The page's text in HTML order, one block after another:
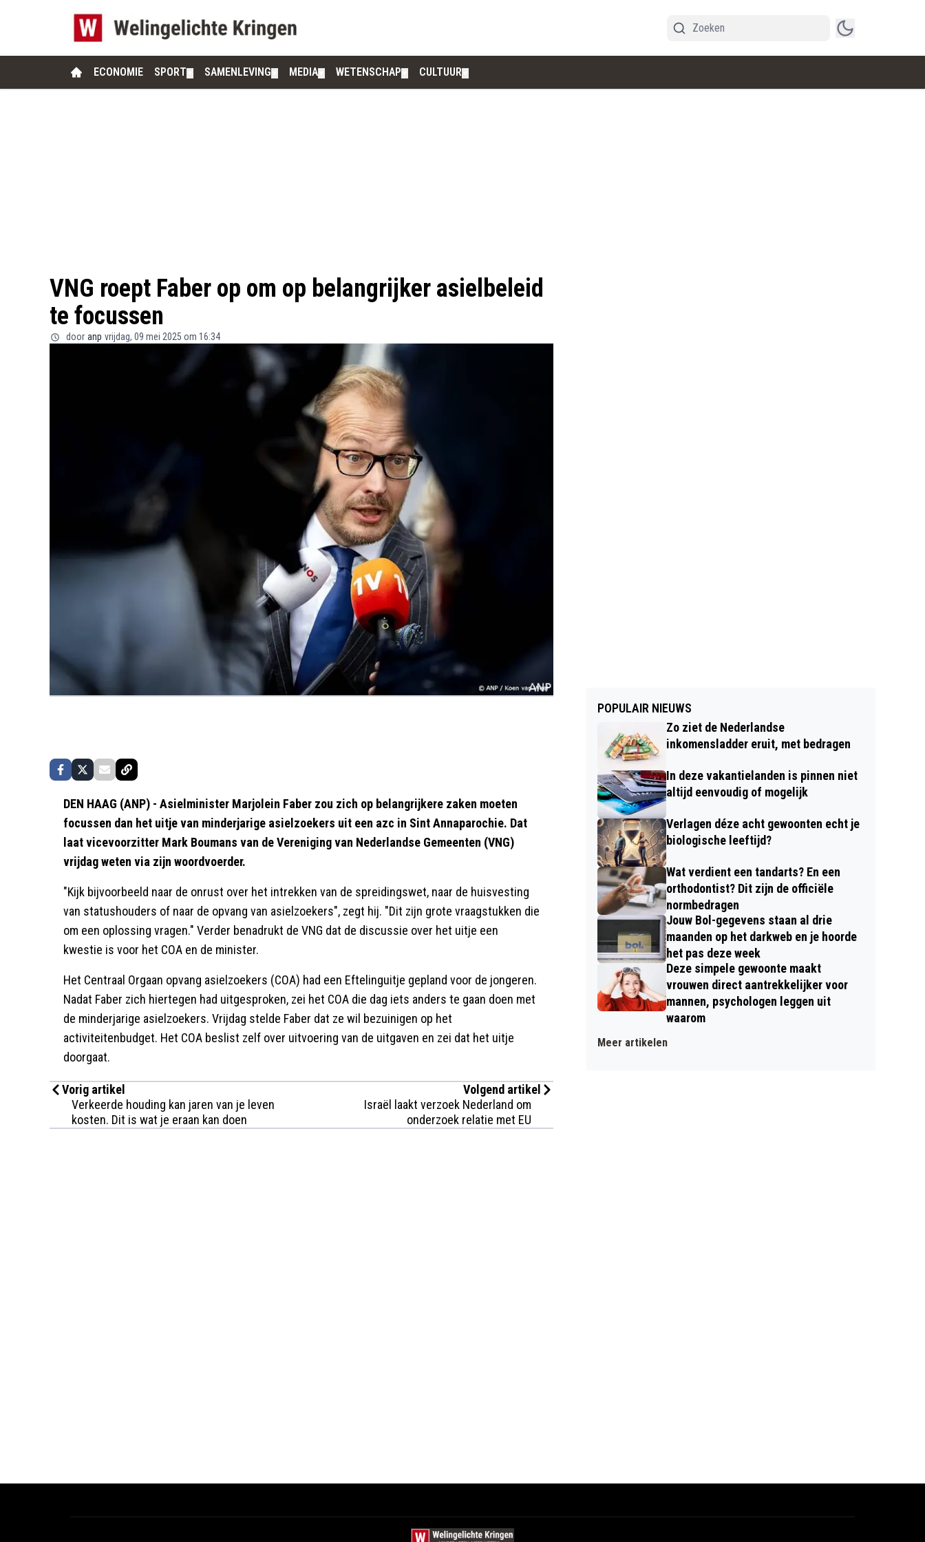
ECONOMIE SPORT SAMENLEVING MEDIA WETENSCHAP CULTUUR
VNG roept Faber op om op belangrijker asielbeleid
te focussen
door anp vrijdag, 09 mei 2025 om 16:34
DEN HAAG (ANP) - Asielminister Marjolein Faber zou zich op belangrijkere zaken moeten
focussen dan het uitje van minderjarige asielzoekers uit een azc in Sint Annaparochie. Dat
laat vicevoorzitter Mark Boumans van de Vereniging van Nederlandse Gemeenten (VNG)
vrijdag weten via zijn woordvoerder.
"Kijk bijvoorbeeld naar de onrust over het intrekken van de spreidingswet, naar de huisvesting
van statushouders of naar de opvang van asielzoekers", zegt hij. "Dit zijn grote vraagstukken die
om een oplossing vragen." Verder benadrukt de VNG dat de discussie over het uitje een
kwestie is voor het COA en de minister.
Het Centraal Orgaan opvang asielzoekers (COA) had een Eftelinguitje gepland voor de jongeren.
Nadat Faber zich hiertegen had uitgesproken, zei het COA die dag iets anders te gaan doen met
de minderjarige asielzoekers. Vrijdag stelde Faber dat ze wil bezuinigen op het
activiteitenbudget. Het COA beslist zelf over uitvoering van de uitgaven en zei dat het uitje
doorgaat.
Vorig artikel
Verkeerde houding kan jaren van je leven
kosten. Dit is wat je eraan kan doen
Volgend artikel
Israël laakt verzoek Nederland om
onderzoek relatie met EU
POPULAIR NIEUWS
Zo ziet de Nederlandse
inkomensladder eruit, met bedragen
In deze vakantielanden is pinnen niet
altijd eenvoudig of mogelijk
Verlagen déze acht gewoonten echt je
biologische leeftijd?
Wat verdient een tandarts? En een
orthodontist? Dit zijn de officiële
normbedragen
Jouw Bol-gegevens staan al drie
maanden op het darkweb en je hoorde
het pas deze week
Deze simpele gewoonte maakt
vrouwen direct aantrekkelijker voor
mannen, psychologen leggen uit
waarom
Meer artikelen